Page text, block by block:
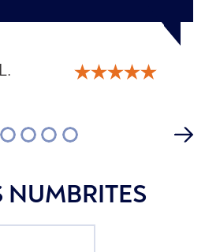
2 3 4 5
NUMBRITES